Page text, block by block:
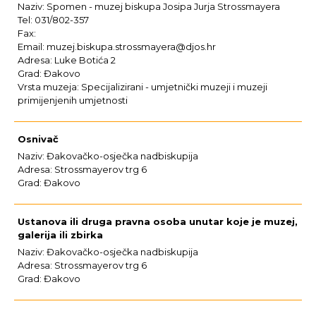
Naziv: Spomen - muzej biskupa Josipa Jurja Strossmayera
Tel: 031/802-357
Fax:
Email: muzej.biskupa.strossmayera@djos.hr
Adresa: Luke Botića 2
Grad: Đakovo
Vrsta muzeja: Specijalizirani - umjetnički muzeji i muzeji
primijenjenih umjetnosti
Osnivač
Naziv: Đakovačko-osječka nadbiskupija
Adresa: Strossmayerov trg 6
Grad: Đakovo
Ustanova ili druga pravna osoba unutar koje je muzej,
galerija ili zbirka
Naziv: Đakovačko-osječka nadbiskupija
Adresa: Strossmayerov trg 6
Grad: Đakovo